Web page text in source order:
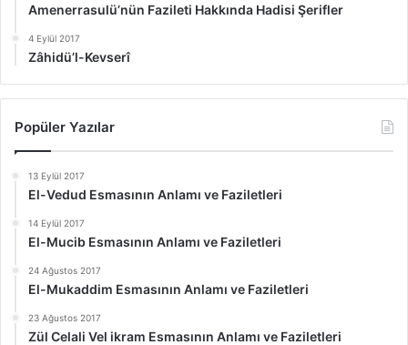
Amenerrasulü’nün Fazileti Hakkında Hadisi Şerifler
4 Eylül 2017
Zâhidü’l-Kevserî
Popüler Yazılar
13 Eylül 2017
El-Vedud Esmasının Anlamı ve Faziletleri
14 Eylül 2017
El-Mucib Esmasının Anlamı ve Faziletleri
24 Ağustos 2017
El-Mukaddim Esmasının Anlamı ve Faziletleri
23 Ağustos 2017
Zül Celali Vel ikram Esmasının Anlamı ve Faziletleri